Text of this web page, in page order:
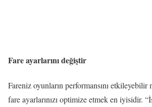
Fare ayarlarını değiştir
Fareniz oyunların performansını
fare ayarlarınızı optimize etmek en iyisidir.